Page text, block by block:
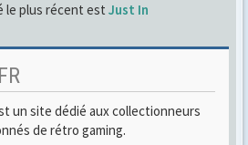
le plus récent est Just In
un site dédié aux collectionneurs
de rétro gaming.